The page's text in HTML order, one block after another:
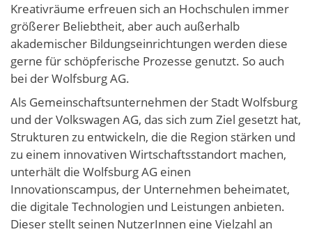
Kreativräume erfreuen sich an Hochschulen immer
größerer Beliebtheit, aber auch außerhalb
akademischer Bildungseinrichtungen werden diese
gerne für schöpferische Prozesse genutzt. So auch
bei der Wolfsburg AG.
Als Gemeinschaftsunternehmen der Stadt Wolfsburg
und der Volkswagen AG, das sich zum Ziel gesetzt hat,
Strukturen zu entwickeln, die die Region stärken und
zu einem innovativen Wirtschaftsstandort machen,
unterhält die Wolfsburg AG einen
Innovationscampus, der Unternehmen beheimatet,
die digitale Technologien und Leistungen anbieten.
Dieser stellt seinen NutzerInnen eine Vielzahl an